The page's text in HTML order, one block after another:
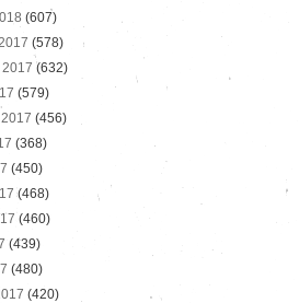
(607)
(578)
(632)
(579)
(456)
(368)
(450)
(468)
(460)
(439)
(480)
(420)